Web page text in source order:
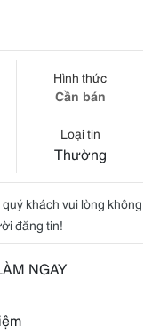
Hình thức
Cần bán
Loại tin
Thường
khách vui lòng không
đăng tin!
NGAY